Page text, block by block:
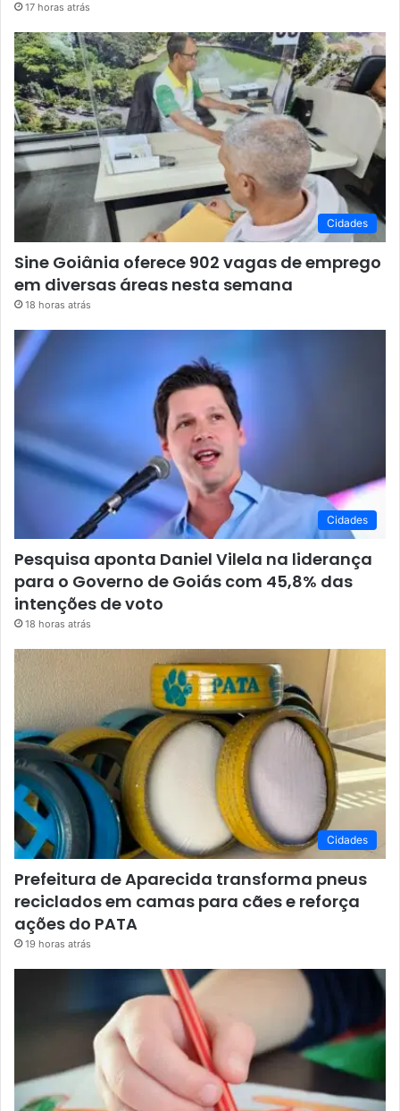
17 horas atrás
Cidades
Sine Goiânia oferece 902 vagas de emprego
em diversas áreas nesta semana
18 horas atrás
Cidades
Pesquisa aponta Daniel Vilela na liderança
para o Governo de Goiás com 45,8% das
intenções de voto
18 horas atrás
Cidades
Prefeitura de Aparecida transforma pneus
reciclados em camas para cães e reforça
ações do PATA
19 horas atrás